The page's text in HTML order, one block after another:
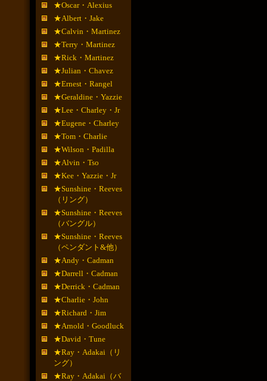
★Oscar・Alexius
★Albert・Jake
★Calvin・Martinez
★Terry・Martinez
★Rick・Martinez
★Julian・Chavez
★Ernest・Rangel
★Geraldine・Yazzie
★Lee・Charley・Jr
★Eugene・Charley
★Tom・Charlie
★Wilson・Padilla
★Alvin・Tso
★Kee・Yazzie・Jr
★Sunshine・Reeves
（リング）
★Sunshine・Reeves
（バングル）
★Sunshine・Reeves
（ペンダント&他）
★Andy・Cadman
★Darrell・Cadman
★Derrick・Cadman
★Charlie・John
★Richard・Jim
★Arnold・Goodluck
★David・Tune
★Ray・Adakai（リ
ング）
★Ray・Adakai（バ